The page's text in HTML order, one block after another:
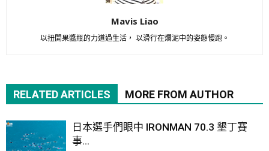
Mavis Liao
以扭開果醬瓶的力道過生活， 以滑行在爛泥中的姿態慢跑。
RELATED ARTICLES MORE FROM AUTHOR
日本選手們眼中 IRONMAN 70.3 墾丁賽
事...